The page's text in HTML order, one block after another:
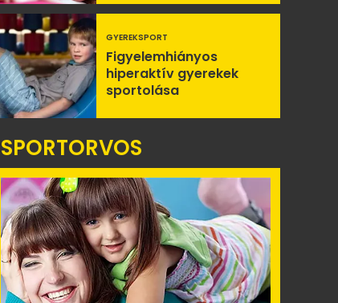
GYEREKSPORT
Figyelemhiányos
hiperaktív gyerekek
sportolása
SPORTORVOS